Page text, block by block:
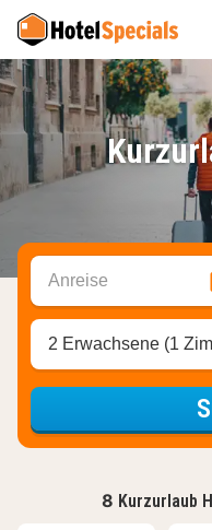
Anreise
2 Erwachsene (1
8 Kurzurlaub